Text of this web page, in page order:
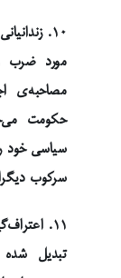
۱۰.
مورد ضرب
مصاحبه‌ی
حکومت
سیاسی خود
سرکوب
۱۱.
تبدیل